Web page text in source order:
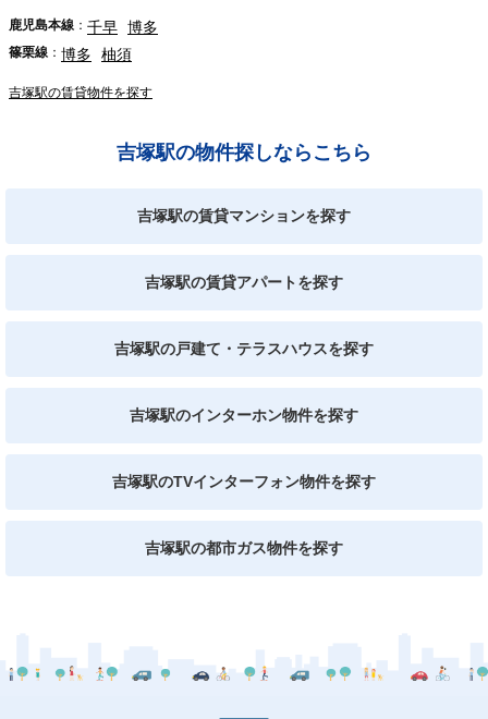
鹿児島本線 千早 博多
篠栗線 博多 柚須
吉塚駅の賃貸物件を探す
吉塚駅の物件探しならこちら
吉塚駅の賃貸マンションを探す
吉塚駅の賃貸アパートを探す
吉塚駅の戸建て・テラスハウスを探す
吉塚駅のインターホン物件を探す
吉塚駅のTVインターフォン物件を探す
吉塚駅の都市ガス物件を探す